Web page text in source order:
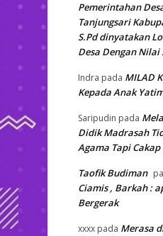
Pemerintahan
Tanjungsari
S.Pd dinyatakan
Desa Dengan Nilai
Indra pada MILAD
Kepada Anak
Saripudin pada
Didik Madrasah
Agama Tapi
Taofik Budiman
Ciamis , Barkah :
Bergerak
xxxx pada Merasa